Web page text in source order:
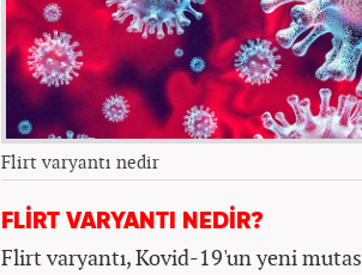
Flirt varyantı nedir
FLİRT VARYANTI NEDİR?
Flirt varyantı, Kovid-19'un yeni